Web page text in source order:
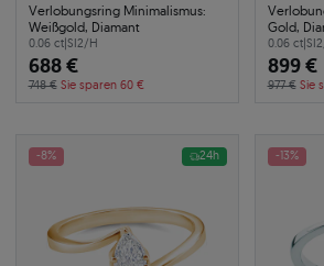
Verlobungsring Minimalismus:
Weißgold, Diamant
0.06 ct|SI2/H
688 €
748 € Sie sparen 60 €
Gold,
0.06 ct|
899 €
977 € Sie
-8% 24h -13%